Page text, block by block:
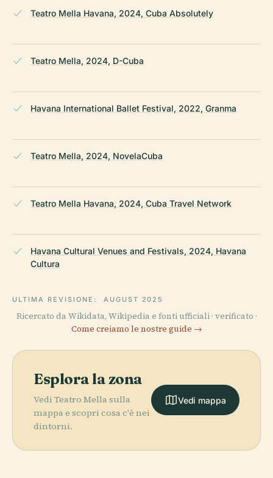
Teatro Mella Havana, 2024, Cuba Absolutely
Teatro Mella, 2024, D-Cuba
Havana International Ballet Festival, 2022, Granma
Teatro Mella, 2024, NovelaCuba
Teatro Mella Havana, 2024, Cuba Travel Network
Havana Cultural Venues and Festivals, 2024, Havana
Cultura
ULTIMA REVISIONE: AUGUST 2025
Ricercato da Wikidata, Wikipedia e fonti ufficiali · verificato ·
Come creiamo le nostre guide →
Esplora la zona
Vedi Teatro Mella sulla
mappa e scopri cosa c'è nei
dintorni.
Vedi mappa